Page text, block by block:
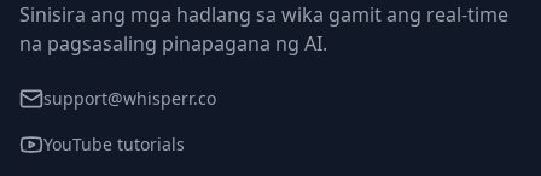
Sinisira ang mga hadlang sa wika gamit ang real-time
na pagsasaling pinapagana ng AI.
support@whisperr.co
YouTube tutorials